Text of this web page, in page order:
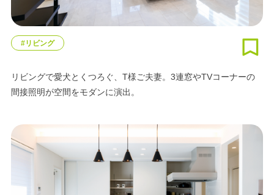
#リビング
リビングで愛犬とくつろぐ、T様ご夫妻。3連窓やTVコーナーの
間接照明が空間をモダンに演出。